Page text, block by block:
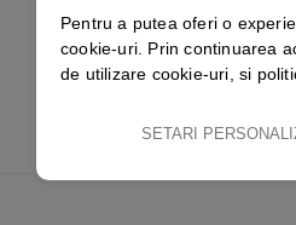
Pentru a putea oferi o
cookie-uri. Prin continuarea
de utilizare cookie-uri, si
SETARI